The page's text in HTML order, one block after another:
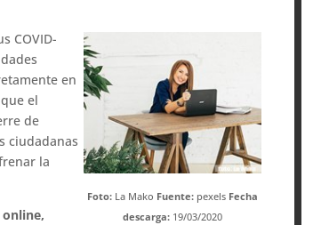
COVID-
en
el
de
ciudadanas
la
Foto: La Mako Fuente: pexels Fecha
descarga: 19/03/2020